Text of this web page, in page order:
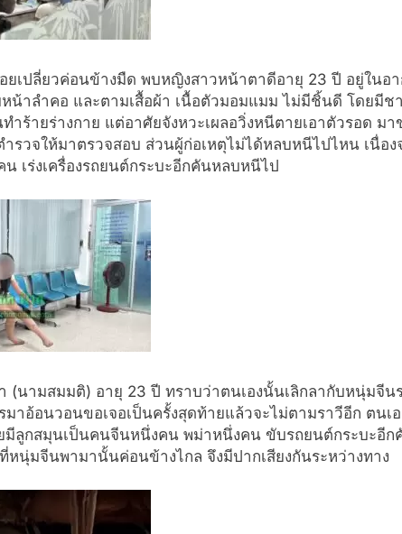
ยเปลี่ยวค่อนข้างมืด พบหญิงสาวหน้าตาดีอายุ 23 ปี อยู่ในอ
น้าลำคอ และตามเสื้อผ้า เนื้อตัวมอมแมม ไม่มีชิ้นดี โดยมีช
ำร้ายร่างกาย แต่อาศัยจังหวะเผลอวิ่งหนีตายเอาตัวรอด ม
ำรวจให้มาตรวจสอบ ส่วนผู้ก่อเหตุไม่ได้หลบหนีไปไหน เนื่อ
เร่งเครื่องรถยนต์กระบะอีกคันหลบหนีไป
(นามสมมติ) อายุ 23 ปี ทราบว่าตนเองนั้นเลิกลากับหนุ่มจี
มาอ้อนวอนขอเจอเป็นครั้งสุดท้ายแล้วจะไม่ตามราวีอีก ตนเ
มีลูกสมุนเป็นคนจีนหนึ่งคน พม่าหนึ่งคน ขับรถยนต์กระบะอีก
ที่หนุ่มจีนพามานั้นค่อนข้างไกล จึงมีปากเสียงกันระหว่างทาง